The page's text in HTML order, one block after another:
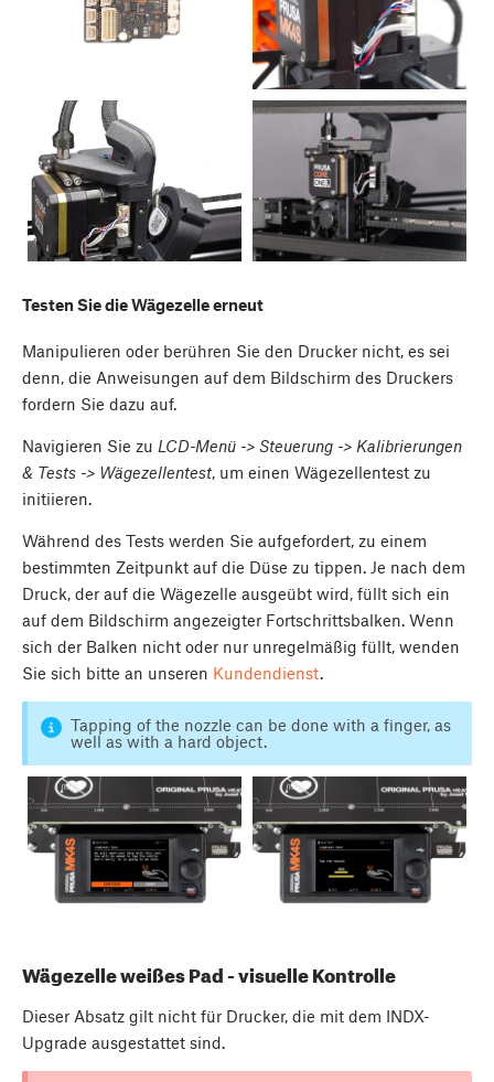
Testen Sie die Wägezelle erneut
Manipulieren oder berühren Sie den Drucker nicht, es sei
denn, die Anweisungen auf dem Bildschirm des Druckers
fordern Sie dazu auf.
Navigieren Sie zu LCD-Menü -> Steuerung -> Kalibrierungen
& Tests -> Wägezellentest, um einen Wägezellentest zu
initiieren.
Während des Tests werden Sie aufgefordert, zu einem
bestimmten Zeitpunkt auf die Düse zu tippen. Je nach dem
Druck, der auf die Wägezelle ausgeübt wird, füllt sich ein
auf dem Bildschirm angezeigter Fortschrittsbalken. Wenn
sich der Balken nicht oder nur unregelmäßig füllt, wenden
Sie sich bitte an unseren Kundendienst.
Tapping of the nozzle can be done with a finger, as
well as with a hard object.
Wägezelle weißes Pad - visuelle Kontrolle
Dieser Absatz gilt nicht für Drucker, die mit dem INDX-
Upgrade ausgestattet sind.